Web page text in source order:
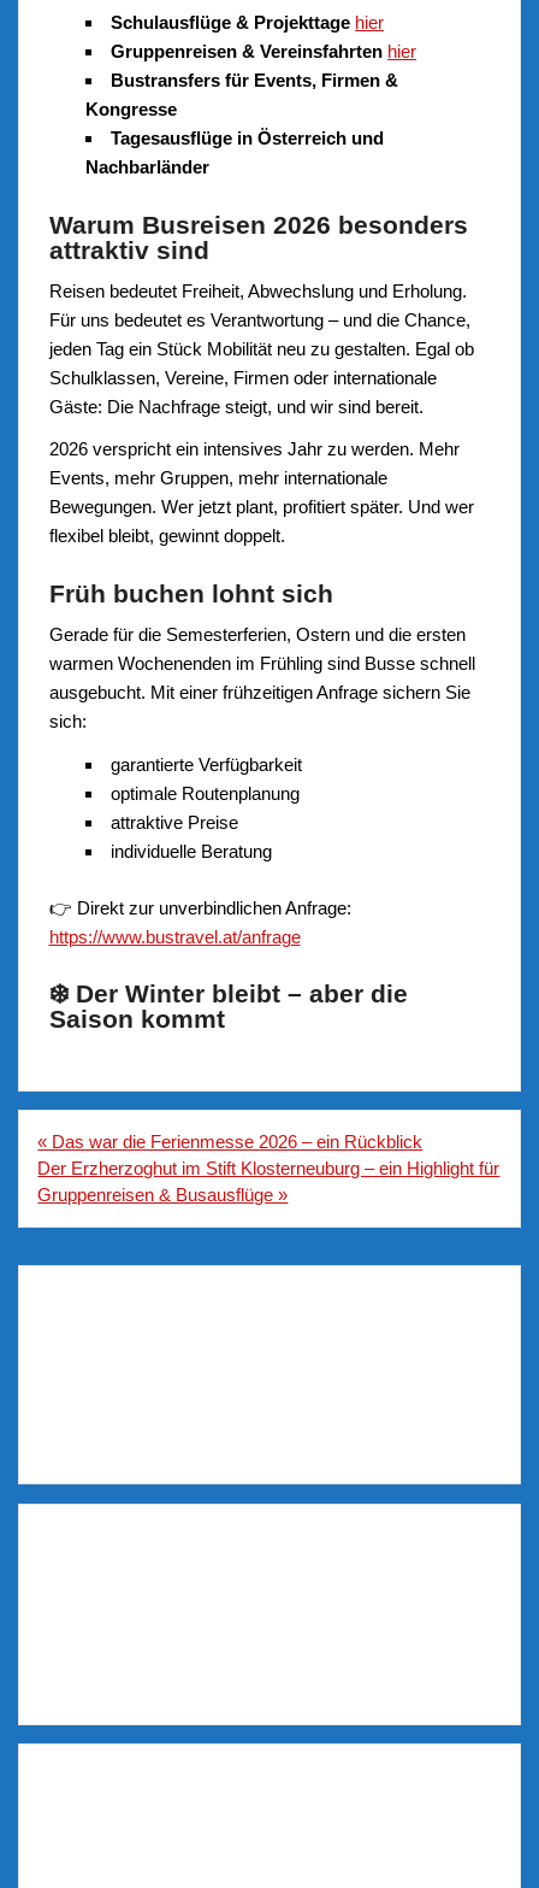
Schulausflüge & Projekttage hier
Gruppenreisen & Vereinsfahrten hier
Bustransfers für Events, Firmen &
Kongresse
Tagesausflüge in Österreich und
Nachbarländer
Warum Busreisen 2026 besonders
attraktiv sind
Reisen bedeutet Freiheit, Abwechslung und Erholung.
Für uns bedeutet es Verantwortung – und die Chance,
jeden Tag ein Stück Mobilität neu zu gestalten. Egal ob
Schulklassen, Vereine, Firmen oder internationale
Gäste: Die Nachfrage steigt, und wir sind bereit.
2026 verspricht ein intensives Jahr zu werden. Mehr
Events, mehr Gruppen, mehr internationale
Bewegungen. Wer jetzt plant, profitiert später. Und wer
flexibel bleibt, gewinnt doppelt.
Früh buchen lohnt sich
Gerade für die Semesterferien, Ostern und die ersten
warmen Wochenenden im Frühling sind Busse schnell
ausgebucht. Mit einer frühzeitigen Anfrage sichern Sie
sich:
garantierte Verfügbarkeit
optimale Routenplanung
attraktive Preise
individuelle Beratung
👉 Direkt zur unverbindlichen Anfrage:
https://www.bustravel.at/anfrage
❄️ Der Winter bleibt – aber die
Saison kommt
Beitragsnavigation
« Das war die Ferienmesse 2026 – ein Rückblick
Der Erzherzoghut im Stift Klosterneuburg – ein Highlight für
Gruppenreisen & Busausflüge »